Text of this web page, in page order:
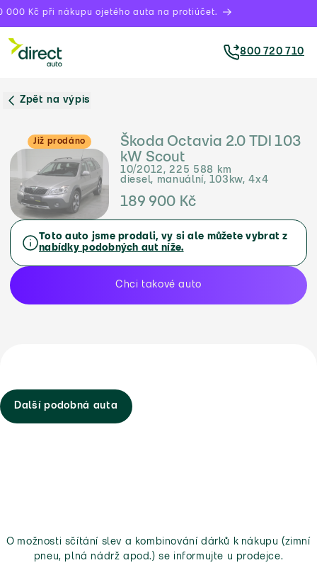
000 Kč při nákupu ojetého auta na protiúčet.
800 720 710
Zpět na výpis
Již prodáno
Škoda Octavia 2.0 TDI 103
kW Scout
10/2012, 225 588 km
diesel, manuální, 103kw, 4x4
189 900 Kč
Toto auto jsme prodali, vy si ale můžete vybrat z
nabídky podobných aut níže.
Chci takové auto
Další podobná auta
O možnosti sčítání slev a kombinování dárků k nákupu (zimní
pneu, plná nádrž apod.) se informujte u prodejce.